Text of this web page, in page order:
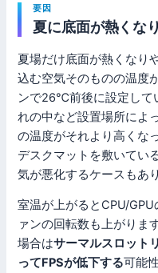
要因
夏に底面が熱くな
夏場だけ底面が熱くなり
込む空気そのものの温度
ンで26℃前後に設定して
れの中など設置場所によ
の温度がそれより高くな
デスクマットを敷いてい
気が悪化するケースもあ
室温が上がるとCPU/
ァンの回転数も上がりま
場合はサーマルスロット
ってFPSが低下する可能